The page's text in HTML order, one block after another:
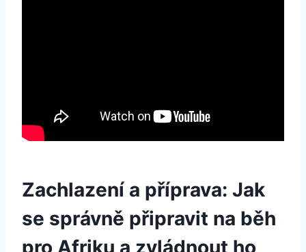
Zachlazení a příprava: Jak
se správně připravit na běh
pro Afriku a zvládnout ho